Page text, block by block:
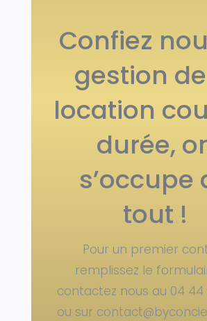
Confiez
gestion
location
durée,
s’occupe
tout !
Pour un premier
remplissez le
contactez nous au 04 44
ou sur